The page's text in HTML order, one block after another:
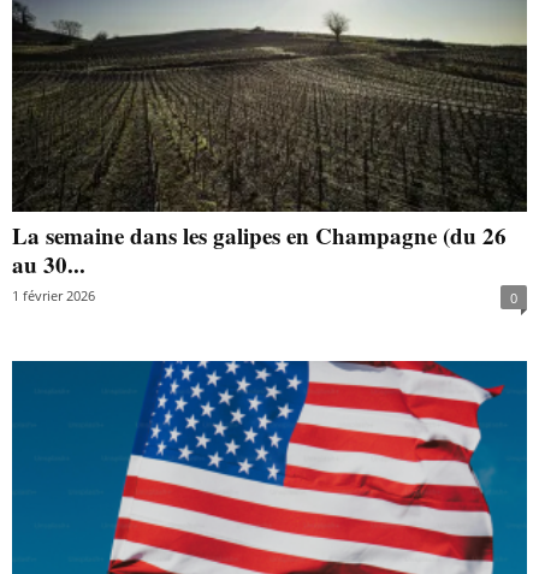
La semaine dans les galipes en Champagne (du 26
au 30...
1 février 2026 0